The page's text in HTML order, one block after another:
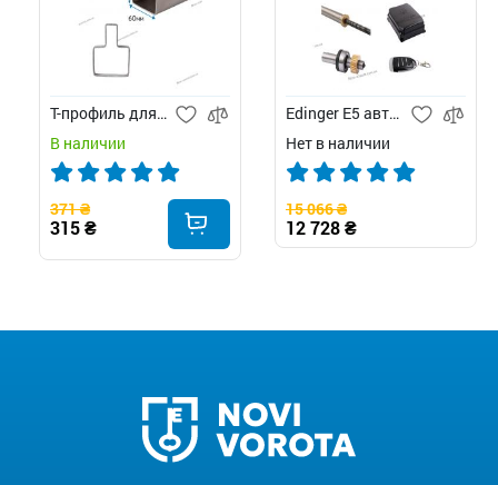
Т-профиль для ворот
В наличии
371 ₴
315 ₴
Edinger E5 автоматика для распашных ворот
Нет в наличии
15 066 ₴
12 728 ₴